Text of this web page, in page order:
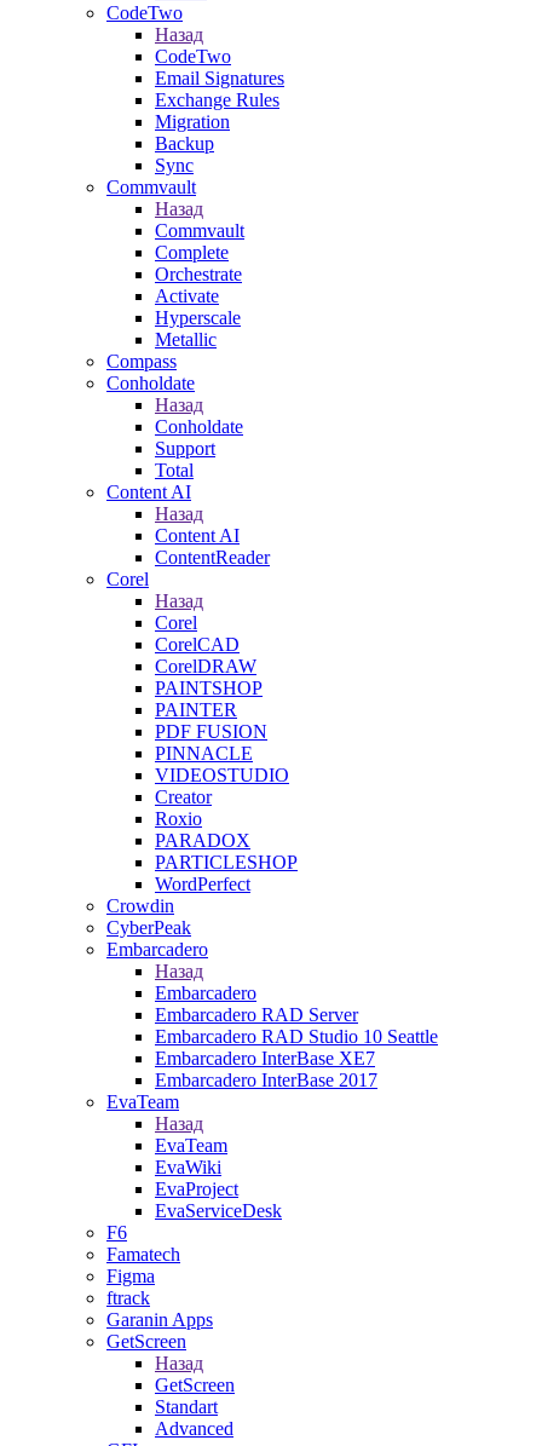
CodeTwo
Назад
CodeTwo
Email Signatures
Exchange Rules
Migration
Backup
Sync
Commvault
Назад
Commvault
Complete
Orchestrate
Activate
Hyperscale
Metallic
Compass
Conholdate
Назад
Conholdate
Support
Total
Content AI
Назад
Content AI
ContentReader
Corel
Назад
Corel
CorelCAD
CorelDRAW
PAINTSHOP
PAINTER
PDF FUSION
PINNACLE
VIDEOSTUDIO
Creator
Roxio
PARADOX
PARTICLESHOP
WordPerfect
Crowdin
CyberPeak
Embarcadero
Назад
Embarcadero
Embarcadero RAD Server
Embarcadero RAD Studio 10 Seattle
Embarcadero InterBase XE7
Embarcadero InterBase 2017
EvaTeam
Назад
EvaTeam
EvaWiki
EvaProject
EvaServiceDesk
F6
Famatech
Figma
ftrack
Garanin Apps
GetScreen
Назад
GetScreen
Standart
Advanced